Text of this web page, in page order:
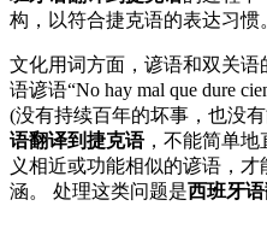
构，以符合捷克语的表达习惯
文化用词方面，谚语和双关
语谚语“No hay mal que dure
(没有持续百年的坏事，也没
语翻译到捷克语，不能简单地
义相近或功能相似的谚语，
涵。 处理这类问题是西班牙